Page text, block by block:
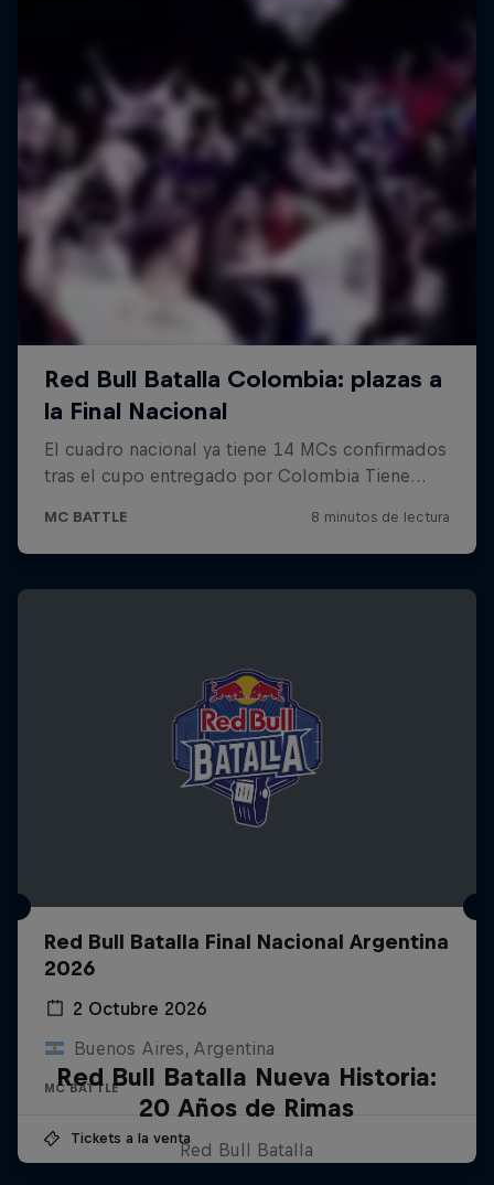
Red Bull Batalla Final Nacional Argentina
2026
2 Octubre 2026
Buenos Aires, Argentina
MC BATTLE
Tickets a la venta
Red Bull Batalla Nueva Historia:
20 Años de Rimas
Red Bull Batalla